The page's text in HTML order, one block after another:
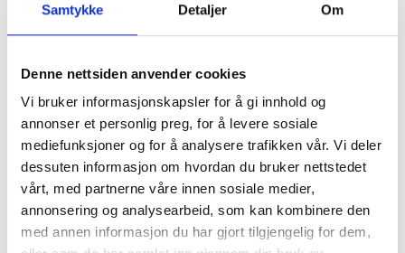
Samtykke Detaljer Om
Denne nettsiden anvender cookies
Vi bruker informasjonskapsler for å gi innhold og
annonser et personlig preg, for å levere sosiale
mediefunksjoner og for å analysere trafikken vår. Vi deler
dessuten informasjon om hvordan du bruker nettstedet
vårt, med partnerne våre innen sosiale medier,
annonsering og analysearbeid, som kan kombinere den
med annen informasjon du har gjort tilgjengelig for dem,
Beskrivning
Specifikation
Datasheet